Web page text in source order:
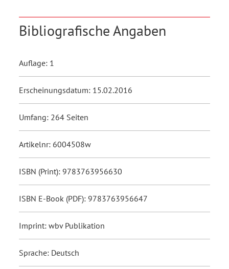
Bibliografische Angaben
Auflage: 1
Erscheinungsdatum: 15.02.2016
Umfang: 264 Seiten
Artikelnr: 6004508w
ISBN (Print): 9783763956630
ISBN E-Book (PDF): 9783763956647
Imprint: wbv Publikation
Sprache: Deutsch